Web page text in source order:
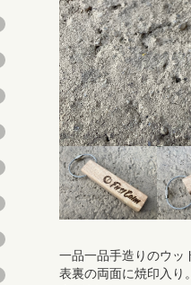
一品一品手造りのウッ
表裏の両面に焼印入り